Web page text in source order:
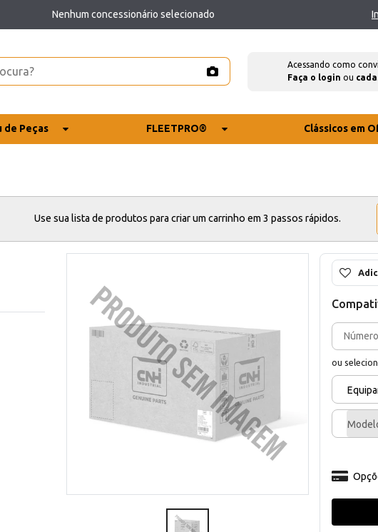
Nenhum concessionário selecionado
Acessando como
Faça o login ou
de Peças FLEETPRO® Clássicos em
Use sua lista de produtos para criar um carrinho em 3 passos rápidos.
ou